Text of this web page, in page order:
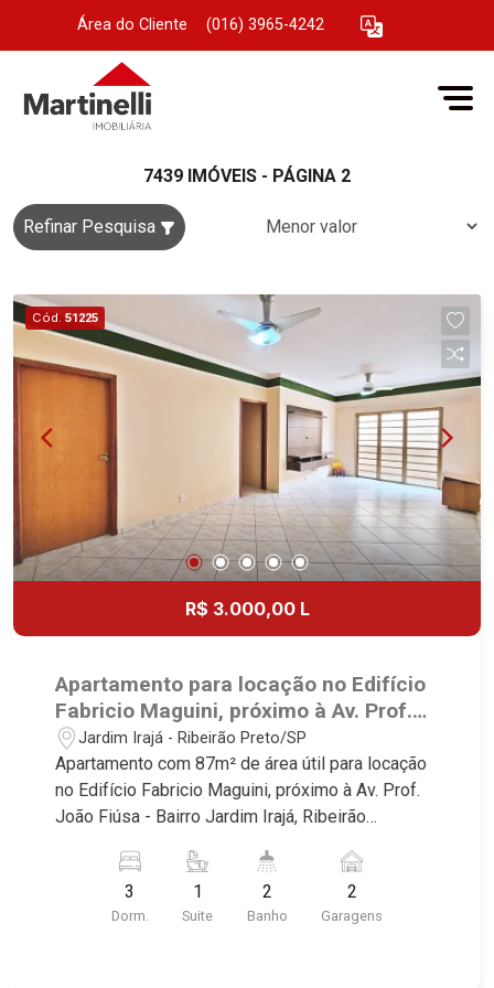
Área do Cliente (016) 3965-4242
7439 IMÓVEIS - PÁGINA 2
Refinar Pesquisa
Cód. 51225
R$ 3.000,00 L
Apartamento para locação no Edifício
Fabricio Maguini, próximo à Av. Prof.
João Fiúsa - Ribeirão Preto/SP.
Jardim Irajá - Ribeirão Preto/SP
Apartamento com 87m² de área útil para locação
no Edifício Fabricio Maguini, próximo à Av. Prof.
João Fiúsa - Bairro Jardim Irajá, Ribeirão
imóvel que a Martinelli Imobiliária selecionou
para você: - 87m² de área útil - 3 dormitórios com
armários, sendo 1 suíte - Banheiro social - Sala 2
3
Dorm.
1
Suite
2
Banho
2
Garagens